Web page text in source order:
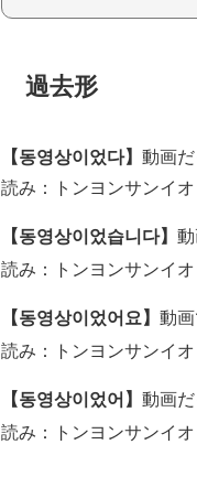
過去形
【동영상이었다】 動画だ
読み：トンヨンサンイオ
【동영상이었습니다】
読み：トンヨンサンイ
【동영상이었어요】 動
読み：トンヨンサンイオ
【동영상이었어】 動画だ
読み：トンヨンサンイオ